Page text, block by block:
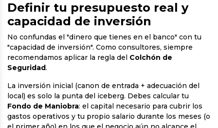
Definir tu presupuesto real y
capacidad de inversión
No confundas el "dinero que tienes en el banco" con tu
"capacidad de inversión". Como consultores, siempre
recomendamos aplicar la regla del Colchón de
Seguridad.
La inversión inicial (canon de entrada + adecuación del
local) es solo la punta del iceberg. Debes calcular tu
Fondo de Maniobra: el capital necesario para cubrir los
gastos operativos y tu propio salario durante los meses (o